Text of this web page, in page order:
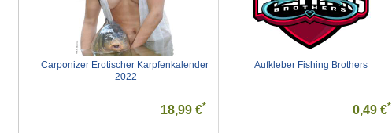
Carponizer Erotischer Karpfenkalender
2022
18,99 €*
Aufkleber Fishing Brothers
0,49 €*